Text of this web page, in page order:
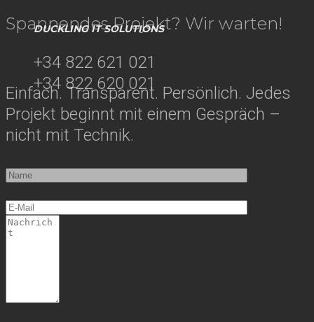
Spannendes Projekt? Wir warten!
DUCKLING IT SOLUTIONS
+34 822 621 021
+34 822 620 021
Einfach. Transparent. Persönlich. Jedes
Projekt beginnt mit einem Gespräch –
nicht mit Technik.